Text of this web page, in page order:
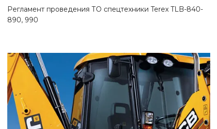
Регламент проведения ТО спецтехники Terex TLB-840-
890, 990
Смотреть проект